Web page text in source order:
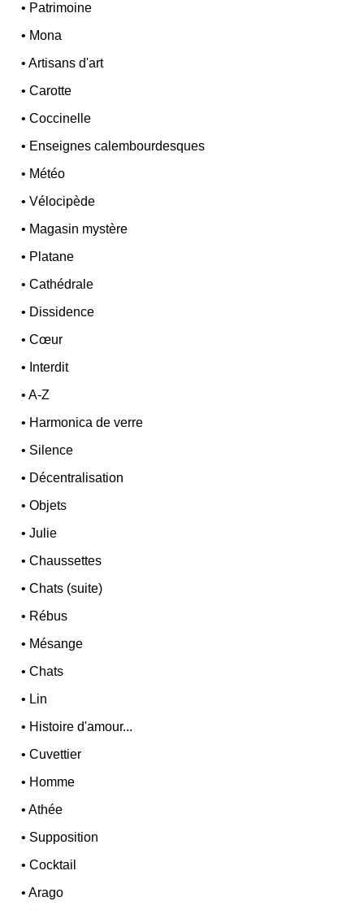
• Patrimoine
• Mona
•Artisans d'art
•Carotte
•Coccinelle
• Enseignes calembourdesques
• Météo
•Vélocipède
• Magasin mystère
• Platane
•Cathédrale
• Dissidence
•Cœur
• Interdit
•A-Z
• Harmonica de verre
• Silence
• Décentralisation
•Objets
•Julie
•Chaussettes
•Chats (suite)
• Rébus
• Mésange
•Chats
• Lin
• Histoire d'amour...
•Cuvettier
• Homme
•Athée
• Supposition
•Cocktail
•Arago